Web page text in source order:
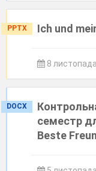
PPTX Ich und
8
DOCX
семестр
Beste